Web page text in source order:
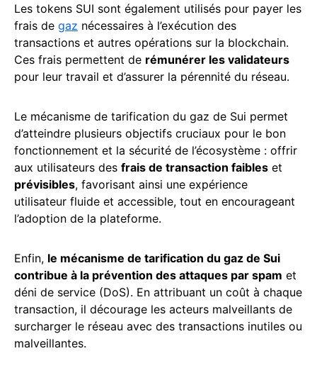
Les tokens SUI sont également utilisés pour payer les
frais de gaz nécessaires à l’exécution des
transactions et autres opérations sur la blockchain.
Ces frais permettent de rémunérer les validateurs
pour leur travail et d’assurer la pérennité du réseau.
Le mécanisme de tarification du gaz de Sui permet
d’atteindre plusieurs objectifs cruciaux pour le bon
fonctionnement et la sécurité de l’écosystème : offrir
aux utilisateurs des frais de transaction faibles et
prévisibles, favorisant ainsi une expérience
utilisateur fluide et accessible, tout en encourageant
l’adoption de la plateforme.
Enfin, le mécanisme de tarification du gaz de Sui
contribue à la prévention des attaques par spam et
déni de service (DoS). En attribuant un coût à chaque
transaction, il décourage les acteurs malveillants de
surcharger le réseau avec des transactions inutiles ou
malveillantes.